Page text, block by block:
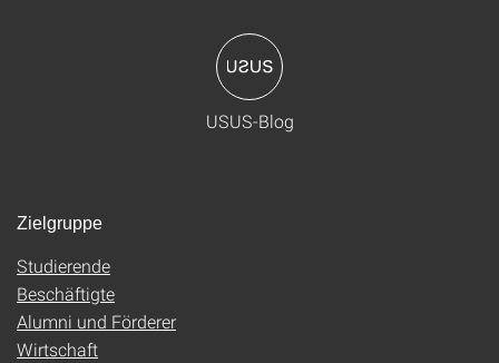
USUS-Blog
Zielgruppe
Studierende
Beschäftigte
Alumni und Förderer
Wirtschaft